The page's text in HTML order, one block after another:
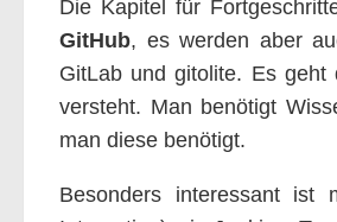
Die Kapitel für
GitHub, es werden aber
GitLab und gitolite. Es
versteht. Man benötigt
man diese benötigt.
Besonders interessant ist